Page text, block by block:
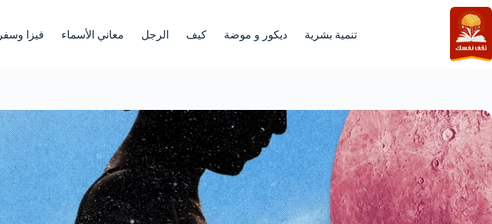
التجاوز
إلى
المحتوى
تنمية بشرية ديكور و موضة كيف الرجل معاني الأسماء فيزا وسفر